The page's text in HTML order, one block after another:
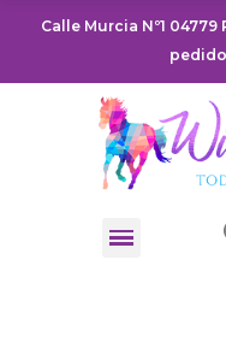
Calle Murcia Nº1 04779